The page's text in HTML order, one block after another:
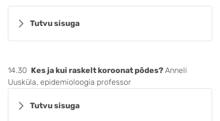
Tutvu sisuga
14.30 Kes ja kui raskelt koroonat põdes? Anneli
Uusküla, epidemioloogia professor
Tutvu sisuga